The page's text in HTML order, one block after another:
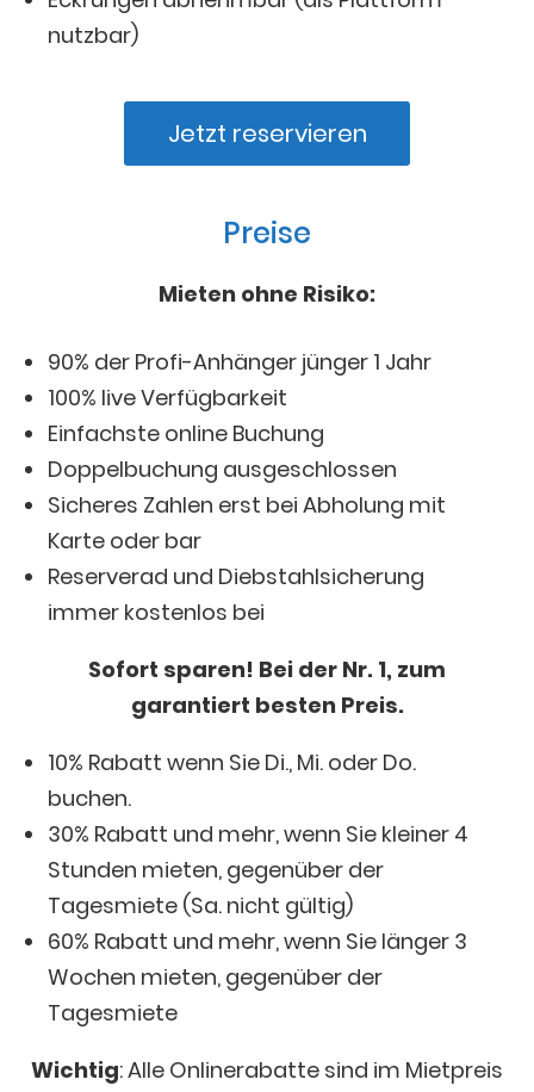
nutzbar)
Jetzt reservieren
Preise
Mieten ohne Risiko:
90% der Profi-Anhänger jünger 1 Jahr
100% live Verfügbarkeit
Einfachste online Buchung
Doppelbuchung ausgeschlossen
Sicheres Zahlen erst bei Abholung mit
Karte oder bar
Reserverad und Diebstahlsicherung
immer kostenlos bei
Sofort sparen! Bei der Nr. 1, zum
garantiert besten Preis.
10% Rabatt wenn Sie Di., Mi. oder Do.
buchen.
30% Rabatt und mehr, wenn Sie kleiner 4
Stunden mieten, gegenüber der
Tagesmiete (Sa. nicht gültig)
60% Rabatt und mehr, wenn Sie länger 3
Wochen mieten, gegenüber der
Tagesmiete
Wichtig: Alle Onlinerabatte sind im Mietpreis